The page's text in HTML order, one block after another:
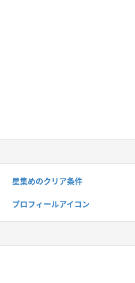
星集めのクリア条件
プロフィールアイコン